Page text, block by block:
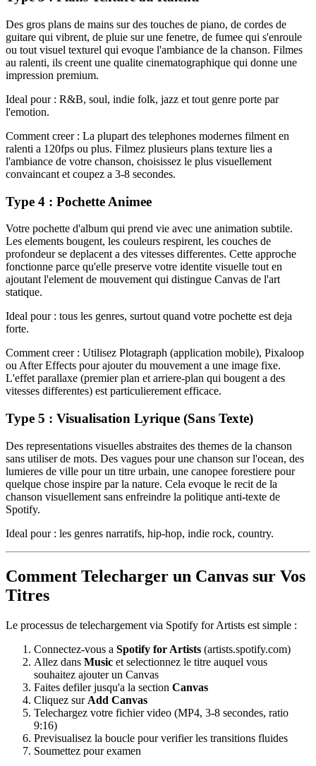
Des gros plans de mains sur des touches de piano, de cordes de
guitare qui vibrent, de pluie sur une fenetre, de fumee qui s'enroule
ou tout visuel texturel qui evoque l'ambiance de la chanson. Filmes
au ralenti, ils creent une qualite cinematographique qui donne une
impression premium.
Ideal pour : R&B, soul, indie folk, jazz et tout genre porte par
l'emotion.
Comment creer : La plupart des telephones modernes filment en
ralenti a 120fps ou plus. Filmez plusieurs plans texture lies a
l'ambiance de votre chanson, choisissez le plus visuellement
convaincant et coupez a 3-8 secondes.
Type 4 : Pochette Animee
Votre pochette d'album qui prend vie avec une animation subtile.
Les elements bougent, les couleurs respirent, les couches de
profondeur se deplacent a des vitesses differentes. Cette approche
fonctionne parce qu'elle preserve votre identite visuelle tout en
ajoutant l'element de mouvement qui distingue Canvas de l'art
statique.
Ideal pour : tous les genres, surtout quand votre pochette est deja
forte.
Comment creer : Utilisez Plotagraph (application mobile), Pixaloop
ou After Effects pour ajouter du mouvement a une image fixe.
L'effet parallaxe (premier plan et arriere-plan qui bougent a des
vitesses differentes) est particulierement efficace.
Type 5 : Visualisation Lyrique (Sans Texte)
Des representations visuelles abstraites des themes de la chanson
sans utiliser de mots. Des vagues pour une chanson sur l'ocean, des
lumieres de ville pour un titre urbain, une canopee forestiere pour
quelque chose inspire par la nature. Cela evoque le recit de la
chanson visuellement sans enfreindre la politique anti-texte de
Spotify.
Ideal pour : les genres narratifs, hip-hop, indie rock, country.
Comment Telecharger un Canvas sur Vos
Titres
Le processus de telechargement via Spotify for Artists est simple :
Connectez-vous a Spotify for Artists (artists.spotify.com)
Allez dans Music et selectionnez le titre auquel vous
souhaitez ajouter un Canvas
Faites defiler jusqu'a la section Canvas
Cliquez sur Add Canvas
Telechargez votre fichier video (MP4, 3-8 secondes, ratio
9:16)
Previsualisez la boucle pour verifier les transitions fluides
Soumettez pour examen